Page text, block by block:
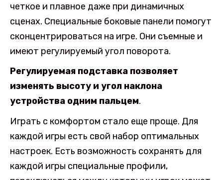
четкое и плавное даже при динамичных
сценах. Специальные боковые панели помогут
сконцентрироваться на игре. Они съемные и
имеют регулируемый угол поворота.
Регулируемая подставка позволяет
изменять высоту и угол наклона
устройства одним пальцем.
Играть с комфортом стало еще проще. Для
каждой игры есть свой набор оптимальных
настроек. Есть возможность сохранять для
каждой игры специальные профили,